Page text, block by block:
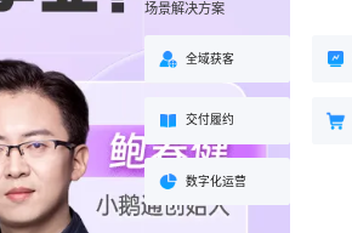
企业培训系统，员工培训、考试全
场景解决方案
私域电商
私域电商系统，全链路私域增长解
决方案
心理机构
心理咨询机构私域获客、标准化交
付与用户留存一站式解决方案
场景解决方案
全域获客
交付履约
数字化运营